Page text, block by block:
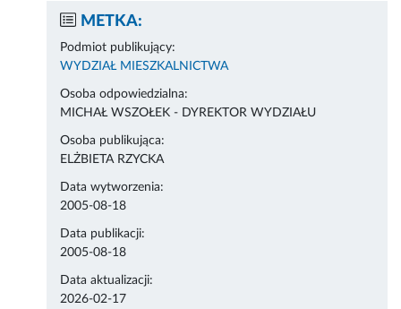
METKA:
Podmiot publikujący:
WYDZIAŁ MIESZKALNICTWA
Osoba odpowiedzialna:
MICHAŁ WSZOŁEK - DYREKTOR WYDZIAŁU
Osoba publikująca:
ELŻBIETA RZYCKA
Data wytworzenia:
2005-08-18
Data publikacji:
2005-08-18
Data aktualizacji:
2026-02-17